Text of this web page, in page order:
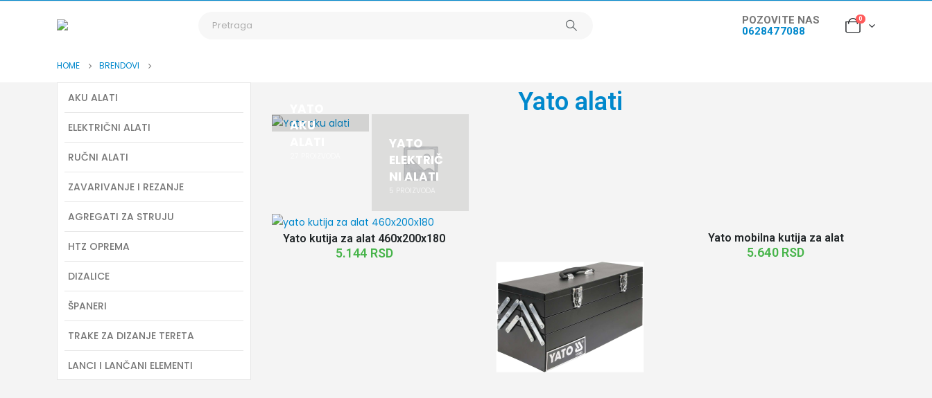
POZOVITE NAS
0628477088
0
HOME BRENDOVI
Yato alati
AKU
YATO
ELEKTRIČ
NI ALATI
5 PROIZVODA
Yato kutija za alat 460x200x180
5.144 RSD
Yato mobilna kutija za alat
5.640 RSD
AKU ALATI
ELEKTRIČNI ALATI
RUČNI ALATI
ZAVARIVANJE I REZANJE
AGREGATI ZA STRUJU
HTZ OPREMA
DIZALICE
ŠPANERI
TRAKE ZA DIZANJE TERETA
LANCI I LANČANI ELEMENTI